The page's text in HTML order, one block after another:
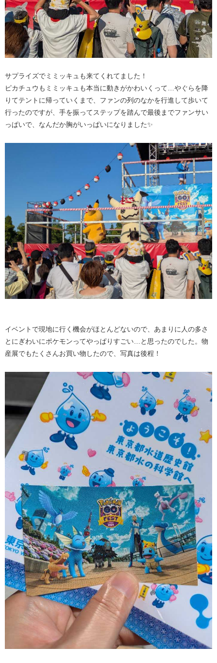
サプライズでミミッキュも来てくれてました！
ピカチュウもミミッキュも本当に動きがかわいくって…やぐらを降
りてテントに帰っていくまで、ファンの列のなかを行進して歩いて
行ったのですが、手を振ってステップを踏んで最後までファンサい
っぱいで、なんだか胸がいっぱいになりました✨
イベントで現地に行く機会がほとんどないので、あまりに人の多さ
とにぎわいにポケモンってやっぱりすごい…と思ったのでした。物
産展でもたくさんお買い物したので、写真は後程！